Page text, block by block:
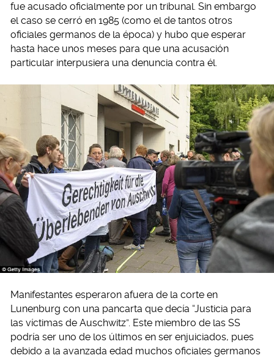
fue acusado oficialmente por un tribunal. Sin embargo
el caso se cerró en 1985 (como el de tantos otros
oficiales germanos de la época) y hubo que esperar
hasta hace unos meses para que una acusación
particular interpusiera una denuncia contra él.
Manifestantes esperaron afuera de la corte en
Lunenburg con una pancarta que decía “Justicia para
las víctimas de Auschwitz”. Este miembro de las SS
podría ser uno de los últimos en ser enjuiciados, pues
debido a la avanzada edad muchos oficiales germanos